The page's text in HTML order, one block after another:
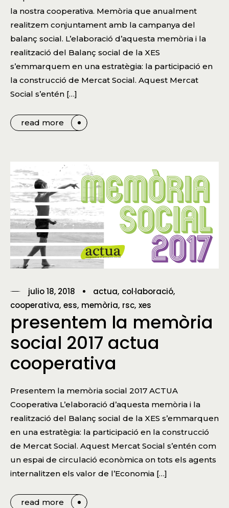
la nostra cooperativa. Memòria que anualment
realitzem conjuntament amb la campanya del
balanç social. L’elaboració d’aquesta memòria i la
realització del Balanç social de la XES
s’emmarquem en una estratègia: la participació en
la construcció de Mercat Social. Aquest Mercat
Social s’entén […]
read more
julio 18, 2018 actua col·laboració
cooperativa ess memòria rsc xes
presentem la memòria
social 2017 actua
cooperativa
Presentem la memòria social 2017 ACTUA
Cooperativa L’elaboració d’aquesta memòria i la
realització del Balanç social de la XES s’emmarquen
en una estratègia: la participació en la construcció
de Mercat Social. Aquest Mercat Social s’entén com
un espai de circulació econòmica on tots els agents
internalitzen els valor de l’Economia […]
read more